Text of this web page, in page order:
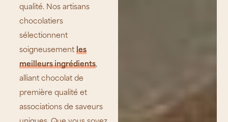
qualité. Nos artisans
chocolatiers
sélectionnent
soigneusementles
meilleurs ingrédients,
alliant chocolat de
première qualité et
associations de saveurs